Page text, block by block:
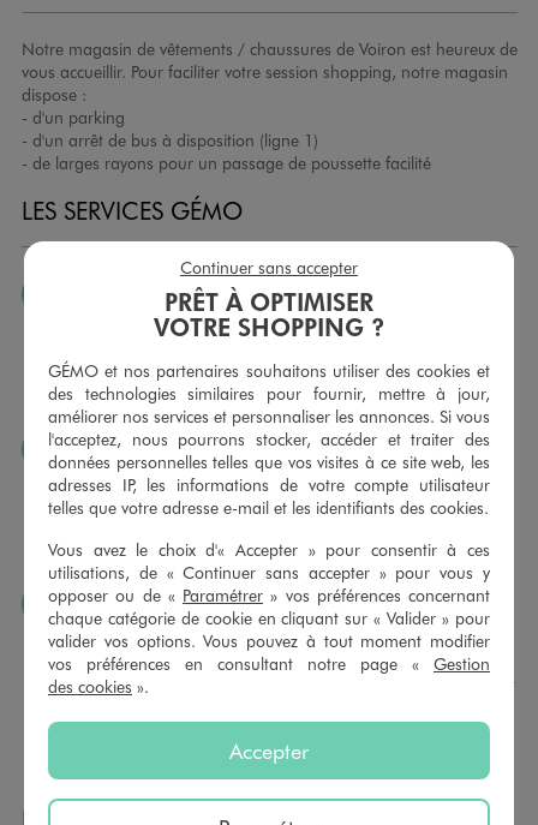
Notre magasin de vêtements / chaussures de Voiron est heureux de
vous accueillir. Pour faciliter votre session shopping, notre magasin
dispose :
- d'un parking
- d'un arrêt de bus à disposition (ligne 1)
- de larges rayons pour un passage de poussette facilité
LES SERVICES GÉMO
JE PEUX CHANGER D’AVIS
Nous échangeons et vous proposons un avoir ou un
sous 30 jours, sur simple présentation du ticket de caisse,
dans tous les magasins GÉMO.
JE PEUX FAIRE RETOUCHER MES ARTICLES
Ourlets, ceintures… vous avez la possibilité de faire
retoucher vos articles textiles dans nos magasins. Les tarifs
conditions en magasins.
J’AIME FAIRE PLAISIR
Nous vous proposons des cartes cadeaux GÉMO d’un
montant au choix entre 10€ et 150€. Les cartes cadeau
GÉMO sont valables 1 an, utilisables en plusieurs fois, pour
dans de jolies enveloppes pour toutes les occasions.
PRÊT À OPTIMISER
VOTRE SHOPPING ?
GÉMO et nos partenaires souhaitons utiliser des cookies et
des technologies similaires pour fournir, mettre à jour,
améliorer nos services et personnaliser les annonces. Si vous
l'acceptez, nous pourrons stocker, accéder et traiter des
données personnelles telles que vos visites à ce site web, les
adresses IP, les informations de votre compte utilisateur
telles que votre adresse e-mail et les identifiants des cookies.
Vous avez le choix d'« Accepter » pour consentir à ces
utilisations, de « Continuer sans accepter » pour vous y
opposer ou de « Paramétrer » vos préférences concernant
chaque catégorie de cookie en cliquant sur « Valider » pour
valider vos options. Vous pouvez à tout moment modifier
vos préférences en consultant notre page « Gestion
des cookies ».
Accepter
Continuer sans accepter